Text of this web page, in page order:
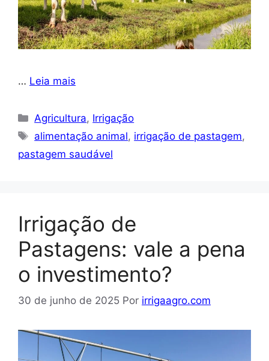
… Leia mais
Categorias
Agricultura, Irrigação
Tags
alimentação animal, irrigação de pastagem,
pastagem saudável
Irrigação de
Pastagens: vale a pena
o investimento?
30 de junho de 2025 Por irrigaagro.com